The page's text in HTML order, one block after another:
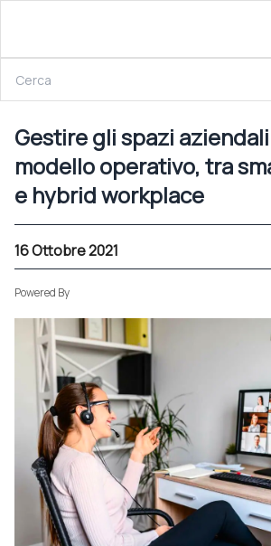
Gestire gli spazi
modello operativo, tra
e hybrid workplace
16 Ottobre 2021
Powered By